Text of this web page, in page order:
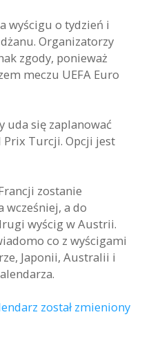
wyścigu o tydzień i
Organizatorzy
zgody, ponieważ
meczu UEFA Euro
uda się zaplanować
Turcji. Opcji jest
zostanie
wcześniej, a do
wyścig w Austrii.
co z wyścigami
Japonii, Australii i
został zmieniony